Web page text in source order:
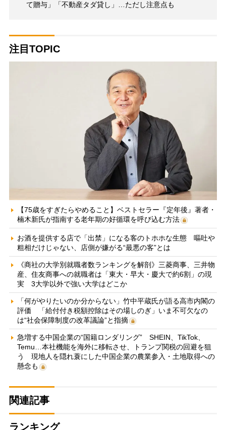
て贈与」「不動産タダ貸し」…ただし注意点も
注目TOPIC
【75歳をすぎたらやめること】ベストセラー『定年後』著者・
楠木新氏が指南する老年期の好循環を呼び込む方法
お酒を提供する店で「出禁」になる客のトホホな生態 嘔吐や
粗相だけじゃない、店側が嫌がる“最悪の客”とは
《商社の大学別就職者数ランキングを解剖》三菱商事、三井物
産、住友商事への就職者は「東大・早大・慶大で約6割」の現
実 3大学以外で強い大学はどこか
「何がやりたいのか分からない」竹中平蔵氏が語る高市内閣の
評価 「給付付き税額控除はその場しのぎ」いま不可欠なの
は“社会保障制度の改革議論”と指摘
急増する中国企業の“国籍ロンダリング” SHEIN、TikTok、
Temu…本社機能を海外に移転させ、トランプ関税の回避を狙
う 現地人を隠れ蓑にした中国企業の農業参入・土地取得への
懸念も
関連記事
ランキング